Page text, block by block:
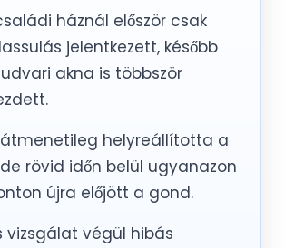
háznál először csak
jelentkezett, később
akna is többször
helyreállította a
rövid időn belül ugyanazon
újra előjött a gond.
vizsgálat végül hibás